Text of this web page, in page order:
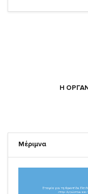
Η
Μέριμνα